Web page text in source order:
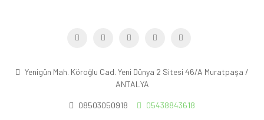
Yenigün Mah. Köroğlu Cad. Yeni Dünya 2 Sitesi 46/A Muratpaşa /
ANTALYA
08503050918 05438843618